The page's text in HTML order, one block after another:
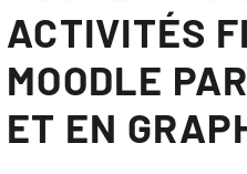
ACTIVITÉS
MOODLE
ET EN